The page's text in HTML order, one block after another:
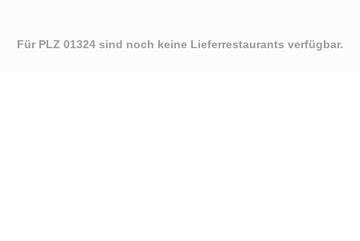
Für PLZ 01324 sind noch keine Lieferrestaurants verfügbar.